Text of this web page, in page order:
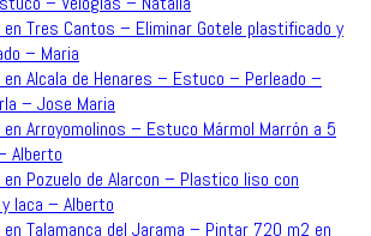
Tres Cantos – Eliminar Gotele plastificado y
– Maria
Alcala de Henares – Estuco – Perleado –
– Jose Maria
Arroyomolinos – Estuco Mármol Marrón a 5
Alberto
Pozuelo de Alarcon – Plastico liso con
laca – Alberto
Talamanca del Jarama – Pintar 720 m2 en